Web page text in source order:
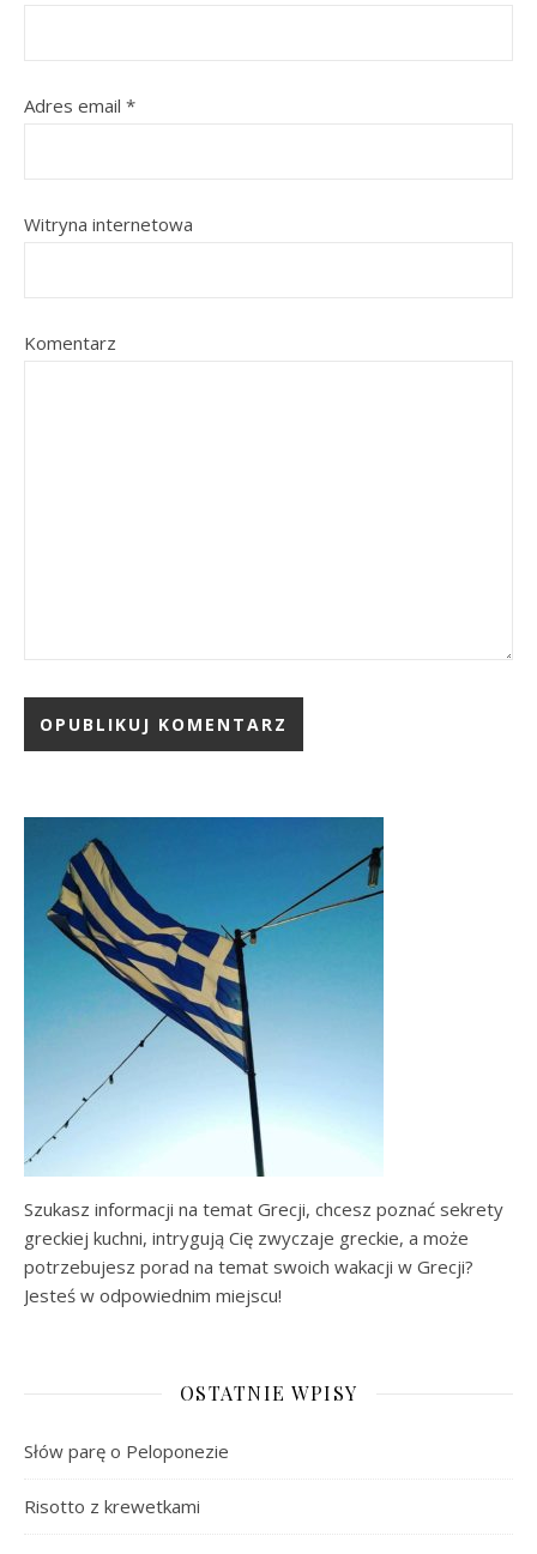
Adres email *
Witryna internetowa
Komentarz
Szukasz informacji na temat Grecji, chcesz poznać sekrety
greckiej kuchni, intrygują Cię zwyczaje greckie, a może
potrzebujesz porad na temat swoich wakacji w Grecji?
Jesteś w odpowiednim miejscu!
OSTATNIE WPISY
Słów parę o Peloponezie
Risotto z krewetkami